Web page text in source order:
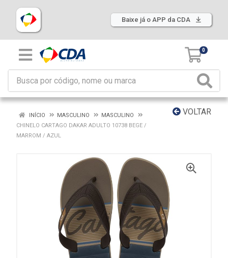
Baixe já o APP da CDA
0
VOLTAR
INÍCIO MASCULINO
MASCULINO
CHINELO CARTAGO DAKAR ADULTO 10738 BEGE /
MARROM / AZUL